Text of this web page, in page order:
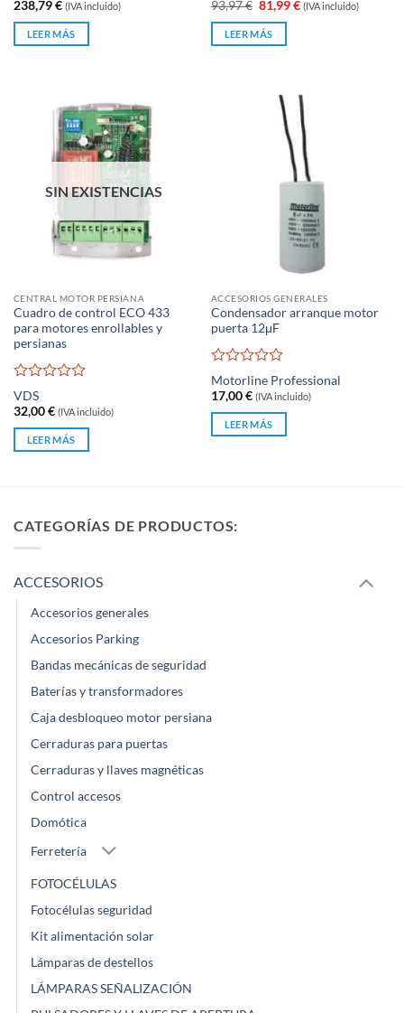
0
5
238,79€ (IVA incluido)
LEER MÁS
93,97€ El
precio
original
era:
81,99€El
precio
(IVA incluido)
LEER MÁS
SIN EXISTENCIAS
CENTRAL MOTOR PERSIANA
Cuadro de control ECO 433
para motores enrollables y
persianas
Valorado
con
0
5
VDS
32,00€ (IVA incluido)
LEER MÁS
ACCESORIOS GENERALES
Condensador arranque motor
puerta 12μF
Valorado
con
0
5
Motorline Professional
17,00€ (IVA incluido)
LEER MÁS
CATEGORÍAS DE PRODUCTOS:
ACCESORIOS
Accesorios generales
Accesorios Parking
Bandas mecánicas de seguridad
Baterías y transformadores
Caja desbloqueo motor persiana
Cerraduras para puertas
Cerraduras y llaves magnéticas
Control accesos
Domótica
Ferretería
FOTOCÉLULAS
Fotocélulas seguridad
Kit alimentación solar
Lámparas de destellos
LÁMPARAS SEÑALIZACIÓN